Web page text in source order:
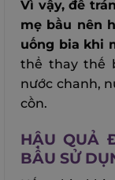
Vì vậy, để
mẹ bầu nên
uống bia khi
thể thay thế
nước chanh,
cồn.
HẬU QUẢ
BẦU SỬ